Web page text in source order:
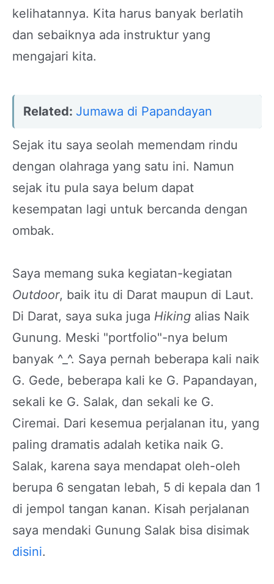
kelihatannya. Kita harus banyak berlatih
dan sebaiknya ada instruktur yang
mengajari kita.
Related: Jumawa di Papandayan
Sejak itu saya seolah memendam rindu
dengan olahraga yang satu ini. Namun
sejak itu pula saya belum dapat
kesempatan lagi untuk bercanda dengan
ombak.
Saya memang suka kegiatan-kegiatan
Outdoor, baik itu di Darat maupun di Laut.
Di Darat, saya suka juga Hiking alias Naik
Gunung. Meski "portfolio"-nya belum
banyak ^_^. Saya pernah beberapa kali naik
G. Gede, beberapa kali ke G. Papandayan,
sekali ke G. Salak, dan sekali ke G.
Ciremai. Dari kesemua perjalanan itu, yang
paling dramatis adalah ketika naik G.
Salak, karena saya mendapat oleh-oleh
berupa 6 sengatan lebah, 5 di kepala dan 1
di jempol tangan kanan. Kisah perjalanan
saya mendaki Gunung Salak bisa disimak
disini.